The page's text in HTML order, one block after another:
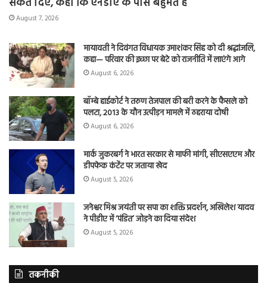
August 7, 2026
मायावती ने दिवंगत विधायक उमाशंकर सिंह को दी श्रद्धांजलि,
कहा— परिवार की इच्छा पर बेटे को राजनीति में लाएंगे आगे
August 6, 2026
बॉम्बे हाईकोर्ट ने तरुण तेजपाल की बरी करने के फैसले को
पलटा, 2013 के यौन उत्पीड़न मामले में ठहराया दोषी
August 6, 2026
मार्क जुकरबर्ग ने भारत सरकार से माफी मांगी, सीएसएएम और
डीपफेक कंटेंट पर जताया खेद
August 5, 2026
जनेश्वर मिश्र जयंती पर सपा का शक्ति प्रदर्शन, अखिलेश यादव
ने पीडीए में ‘पंडित’ जोड़ने का दिया संदेश
August 5, 2026
तकनीकी